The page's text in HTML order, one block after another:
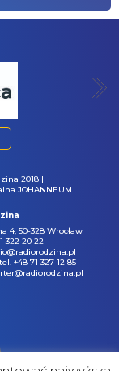
2018 |
JOHANNEUM
4, 50-328 Wrocław
322 20 22
+48 71 327 12 85